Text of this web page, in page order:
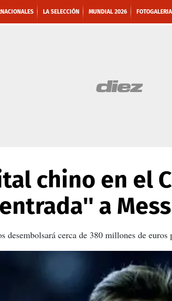
LA SELECCIÓN MUNDIAL 2026
chino en el
a
desembolsará cerca de 380 millones de